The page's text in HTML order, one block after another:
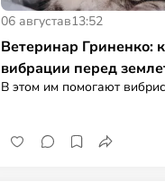
06 августав13:52
Ветеринар Гриненко:
вибрации перед
В этом им помогают